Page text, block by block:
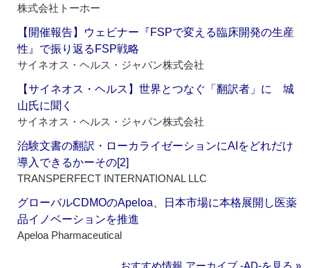
株式会社トーホー
【開催報告】ウェビナー『FSPで変える臨床開発の生産
性』で振り返るFSP戦略
サイネオス・ヘルス・ジャパン株式会社
【サイネオス・ヘルス】世界とつなぐ「翻訳者」に 城
山氏に聞く
サイネオス・ヘルス・ジャパン株式会社
治験文書の翻訳・ローカライゼーションにAIをどれだけ
導入できるかーその[2]
TRANSPERFECT INTERNATIONAL LLC
グローバルCDMOのApeloa、日本市場に本格展開し医薬
品イノベーションを推進
Apeloa Pharmaceutical